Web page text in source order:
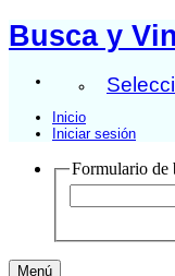
Busca y
Inicio
Iniciar sesión
Formulario de
Menú